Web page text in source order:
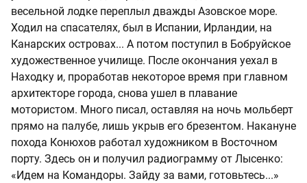
весельной лодке переплыл дважды Азовское море.
Ходил на спасателях, был в Испании, Ирландии, на
Канарских островах... А потом поступил в Бобруйское
художественное училище. После окончания уехал в
Находку и, проработав некоторое время при главном
архитекторе города, снова ушел в плавание
мотористом. Много писал, оставляя на ночь мольберт
прямо на палубе, лишь укрыв его брезентом. Накануне
похода Конюхов работал художником в Восточном
порту. Здесь он и получил радиограмму от Лысенко:
«Идем на Командоры. Зайду за вами, готовьтесь...»